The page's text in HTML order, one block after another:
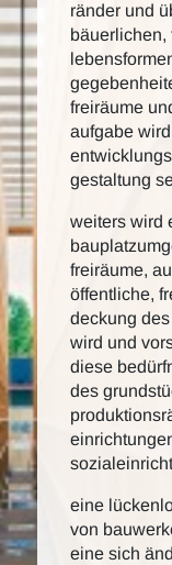
ränder und
bäuerlichen,
freiräume
aufgabe
gestaltung
weiters wird
freiräume,
öffentliche,
deckung
wird und
diese
des
eine
von
eine sich